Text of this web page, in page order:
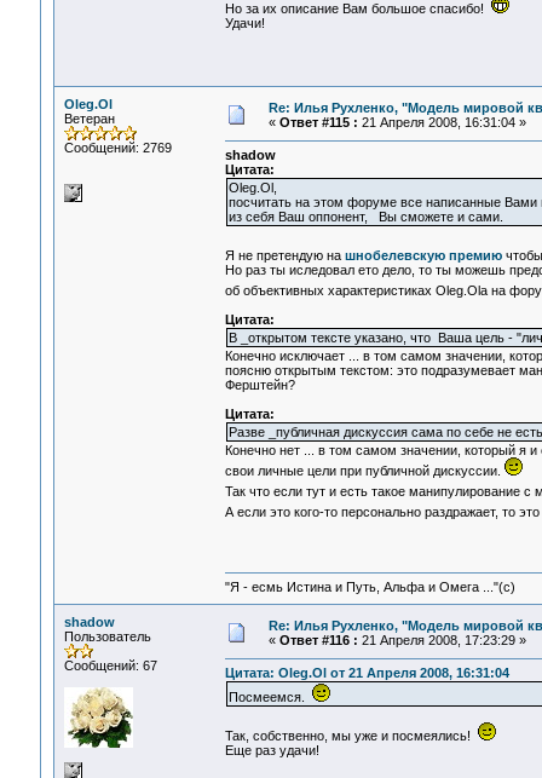
Но за их описание Вам большое спасибо!
Удачи!
Oleg.Ol
Ветеран
Сообщений: 2769
Re: Илья Рухленко, "Модель мировой
« Ответ #115 : 21 Апреля 2008, 16:31:04 »
shadow
Цитата:
Oleg.Ol,
посчитать на этом форуме все написанные
из себя Ваш оппонент, Вы сможете и сами.
Я не претендую на шнобелевскую премиючтобы
Но раз ты иследовал ето дело, то ты можешь
об объективных характеристиках Oleg.Ola на
Цитата:
В _открытом тексте указано, что Ваша цель -
Конечно исключает ... в том самом значении,
поясню открытым текстом: это подразумевает
Ферштейн?
Цитата:
Разве _публичная дискуссия сама по себе не
Конечно нет ... в том самом значении, который я
свои личные цели при публичной дискуссии.
Так что если тут и есть такое манипулирование
А если это кого-то персонально раздражает, то
"Я - есмь Истина и Путь, Альфа и Омега ..."(с)
shadow
Пользователь
Сообщений: 67
Re: Илья Рухленко, "Модель мировой
« Ответ #116 : 21 Апреля 2008, 17:23:29 »
Цитата: Oleg.Ol от 21 Апреля 2008, 16:31:04
Посмеемся.
Так, собственно, мы уже и посмеялись!
Еще раз удачи!